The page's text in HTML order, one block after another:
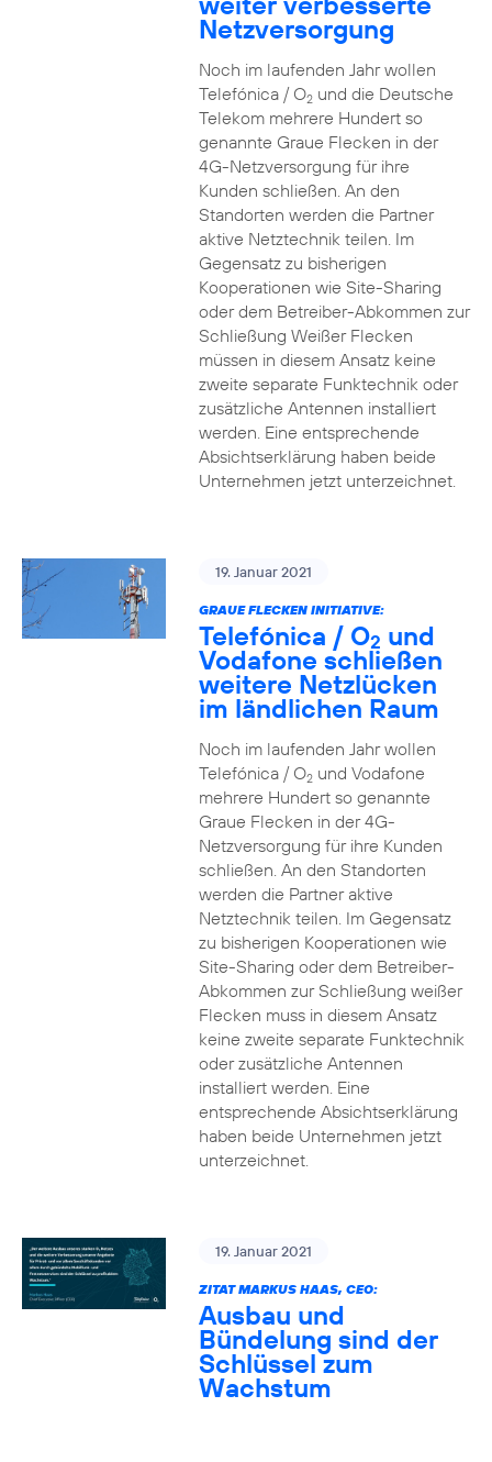
Netzversorgung
Noch im laufenden Jahr wollen
Telefónica / O2und die Deutsche
Telekom mehrere Hundert so
genannte Graue Flecken in der
4G-Netzversorgung für ihre
Kunden schließen. An den
Standorten werden die Partner
aktive Netztechnik teilen. Im
Gegensatz zu bisherigen
Kooperationen wie Site-Sharing
oder dem Betreiber-Abkommen zur
Schließung Weißer Flecken
müssen in diesem Ansatz keine
zweite separate Funktechnik oder
zusätzliche Antennen installiert
werden. Eine entsprechende
Absichtserklärung haben beide
Unternehmen jetzt unterzeichnet.
19. Januar 2021
GRAUE FLECKEN INITIATIVE:
Telefónica / O2 und
Vodafone schließen
weitere Netzlücken
im ländlichen Raum
Noch im laufenden Jahr wollen
Telefónica / O2und Vodafone
mehrere Hundert so genannte
Graue Flecken in der 4G-
Netzversorgung für ihre Kunden
schließen. An den Standorten
werden die Partner aktive
Netztechnik teilen. Im Gegensatz
zu bisherigen Kooperationen wie
Site-Sharing oder dem Betreiber-
Abkommen zur Schließung weißer
Flecken muss in diesem Ansatz
keine zweite separate Funktechnik
oder zusätzliche Antennen
installiert werden. Eine
entsprechende Absichtserklärung
haben beide Unternehmen jetzt
unterzeichnet.
19. Januar 2021
ZITAT MARKUS HAAS, CEO:
Ausbau und
Bündelung sind der
Schlüssel zum
Wachstum